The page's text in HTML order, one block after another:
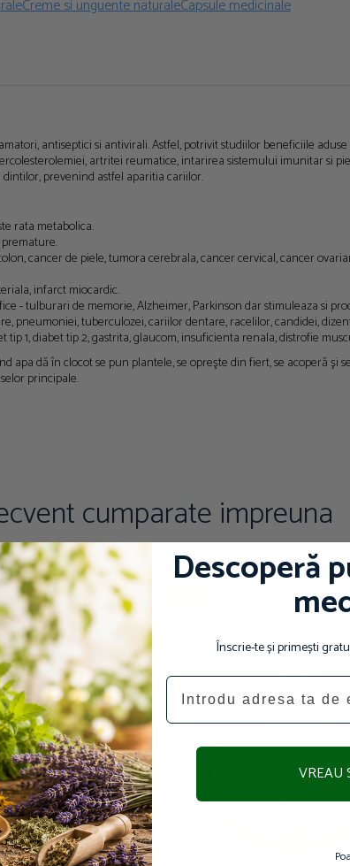
Creme si unguente naturaleCapsule medicinale
antiseptici si antivirali. Astfel, potrivit studiilor beneficiile
artritei reumatice, intarirea sistemului imunitar si
prevenind astfel aparitia cariilor.
rata metabolica.
cancer de piele, tumora cerebrala, cancer cervical, cancer
infarct miocardic.
- tulburari de memorie, Alzheimer, Parkinson dar stimuleaza si
pneumoniei, tuberculozei, cariilor dentare, racelilor, candidei,
1, diabet tip 2, gastrita, glaucom, insuficienta renala, distrofie
apa dă în clocot se pun plantele, se opreşte din fiert, se acoperă şi
principale.
cumparate impreuna
Descoperă
Înscrie-te și primești
Email
VREAU